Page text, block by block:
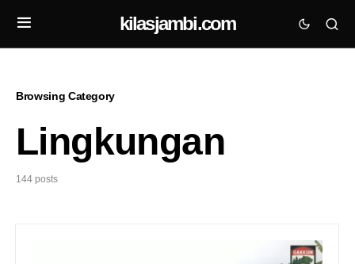
kilasjambi.com
Browsing Category
Lingkungan
144 posts